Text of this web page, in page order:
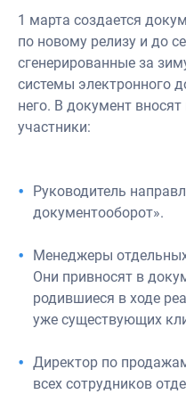
1 марта создается
по новому релизу и до
сгенерированные за
системы электронного
него. В документ
участники:
Руководитель
документооборот».
Менеджеры
Они привносят в
родившиеся в ходе
уже существующих
Директор по
всех сотрудников